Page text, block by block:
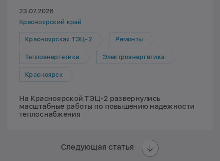
23.07.2026
Красноярский край
Красноярская ТЭЦ-2 Ремонты
Теплоэнергетика Электроэнергетика
Красноярск
На Красноярской ТЭЦ-2 развернулись
масштабные работы по повышению надежности
теплоснабжения
Следующая статья